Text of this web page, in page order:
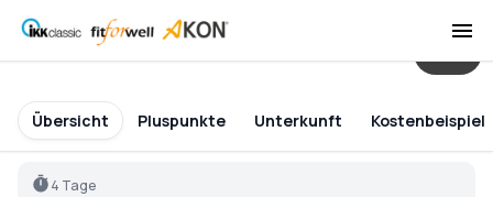
Übersicht Pluspunkte Unterkunft Kostenbeispiel
4 Tage